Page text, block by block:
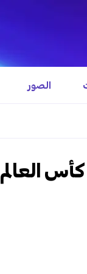
الصور
العالم